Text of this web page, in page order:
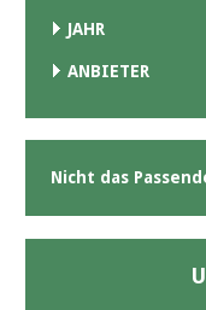
JAHR
ANBIETER
Nicht das